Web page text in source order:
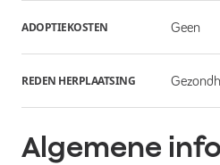
ADOPTIEKOSTEN Geen
REDEN HERPLAATSING
Algemene info